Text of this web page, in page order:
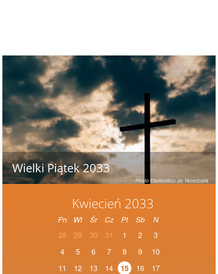
Kwiecień 2033
Pn Wt Śr Cz Pt Sb
N
28
29 30 31 1 2
3
4
5 6 7 8 9
10
11
12 13 14 15 16
17
Wielki Piątek 2033
Photo Diariocritico de Venezuela